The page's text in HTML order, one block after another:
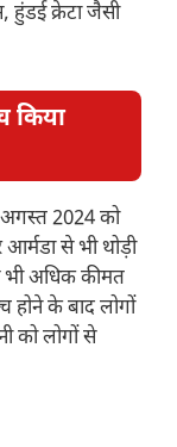
हुंडई क्रेटा जैसी
किया
अगस्त 2024 को
से भी थोड़ी
भी अधिक कीमत
होने के बाद लोगों
को लोगों से